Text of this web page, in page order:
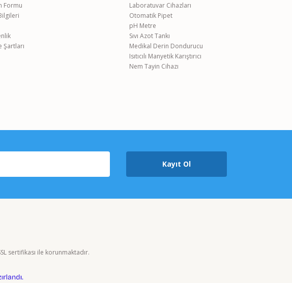
Formu
Şartları
Laboratuvar Cihazları
Otomatik Pipet
pH Metre
Sıvı Azot Tankı
Medikal Derin Dondurucu
Isıtıcılı Manyetik Karıştırıcı
Nem Tayin Cihazı
Kayıt Ol
sertifikası ile korunmaktadır.